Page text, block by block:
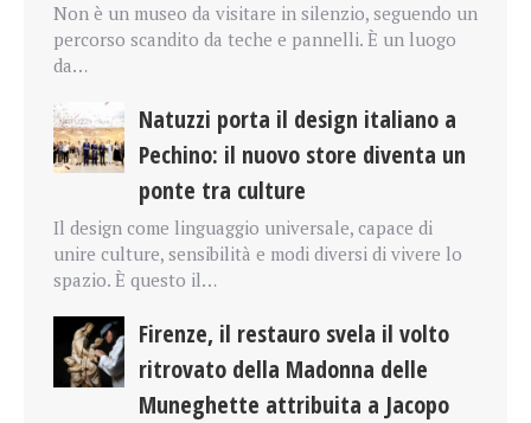
Non è un museo da visitare in silenzio, seguendo un
percorso scandito da teche e pannelli. È un luogo
da…
Natuzzi porta il design italiano a
Pechino: il nuovo store diventa un
ponte tra culture
Il design come linguaggio universale, capace di
unire culture, sensibilità e modi diversi di vivere lo
spazio. È questo il…
Firenze, il restauro svela il volto
ritrovato della Madonna delle
Muneghette attribuita a Jacopo